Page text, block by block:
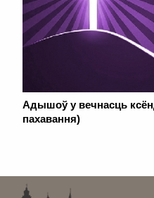
Адышоў у вечнасць
пахавання)